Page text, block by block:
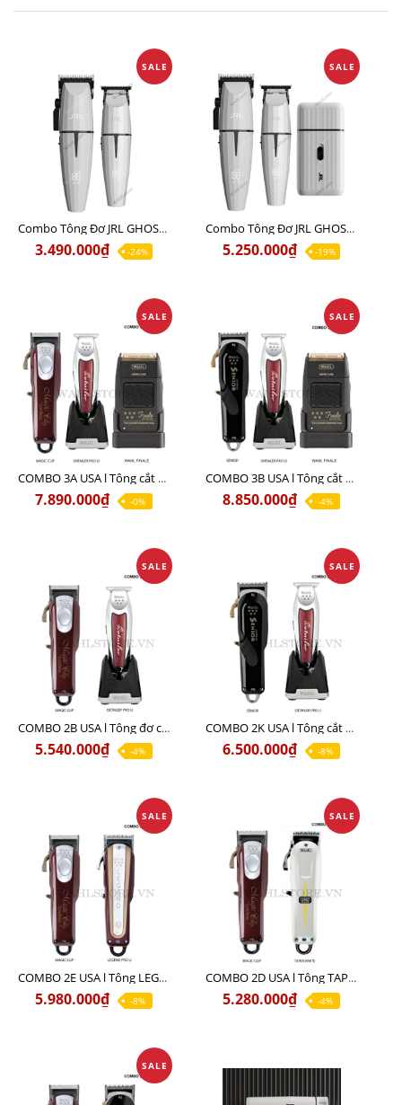
SALE
Combo Tông Đơ JRL GHOST 1 Limited Edition Chính Hãng USA
3.490.000₫ -24%
SALE
Combo Tông Đơ JRL GHOST 2 Limited Edition Chính Hãng USA
5.250.000₫ -19%
SALE
COMBO 3A USA l Tông cắt MAGIC + Tông viền DETAILER PRO LI + Cạo khô FINALE
7.890.000₫ -0%
SALE
COMBO 3B USA l Tông cắt SENIOR + Tông viền DETAILER PRO LI + Cạo khô FINALE
8.850.000₫ -4%
SALE
COMBO 2B USA l Tông đơ cắt Magic clip Red + Tông đơ viền Detailer Pro Li
5.540.000₫ -4%
SALE
COMBO 2K USA l Tông cắt SENIOR +Tông viền DETAILER PRO LI
6.500.000₫ -8%
SALE
COMBO 2E USA l Tông LEGEND PRO LI + Tông MAGIC CLIP
5.980.000₫ -8%
SALE
COMBO 2D USA l Tông TAPER WHITE + Tông MAGIC CLIP
5.280.000₫ -4%
SALE